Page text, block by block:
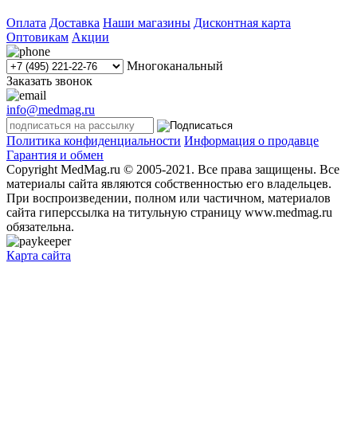
Оплата Доставка Наши магазины Дисконтная карта
Оптовикам Акции
Многоканальный
Заказать звонок
info@medmag.ru
Политика конфиденциальности Информация о продавце
Гарантия и обмен
Copyright MedMag.ru © 2005-2021. Все права защищены. Все
материалы сайта являются собственностью его владельцев.
При воспроизведении, полном или частичном, материалов
сайта гиперссылка на титульную страницу www.medmag.ru
обязательна.
Карта сайта